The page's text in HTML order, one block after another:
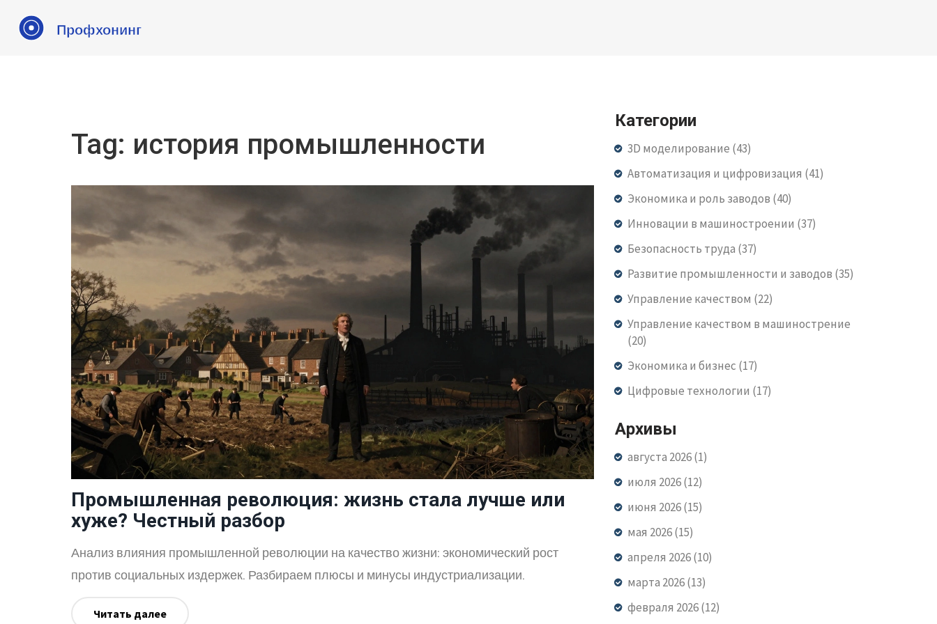
Tag: история промышленности
Промышленная революция: жизнь стала лучше или
хуже? Честный разбор
Анализ влияния промышленной революции на качество жизни: экономический рост
против социальных издержек. Разбираем плюсы и минусы индустриализации.
Читать далее
Категории
3D моделирование (43)
Автоматизация и цифровизация (41)
Экономика и роль заводов (40)
Инновации в машиностроении (37)
Безопасность труда (37)
Развитие промышленности и заводов (35)
Управление качеством (22)
Управление качеством в машинострение
(20)
Экономика и бизнес (17)
Цифровые технологии (17)
Архивы
августа 2026(1)
июля 2026(12)
июня 2026(15)
мая 2026(15)
апреля 2026(10)
марта 2026(13)
февраля 2026(12)